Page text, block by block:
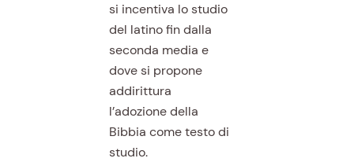
si incentiva lo studio
del latino fin dalla
seconda media e
dove si propone
addirittura
l’adozione della
Bibbia come testo di
studio.